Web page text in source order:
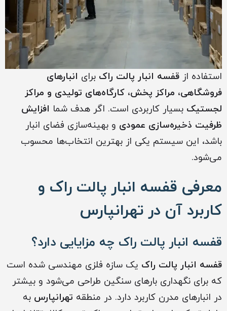
استفاده از قفسه انبار پالت راک برای انبارهای
فروشگاهی، مراکز پخش، کارگاه‌های تولیدی و مراکز
لجستیک بسیار کاربردی است. اگر هدف شما افزایش
ظرفیت ذخیره‌سازی عمودی و بهینه‌سازی فضای انبار
باشد، این سیستم یکی از بهترین انتخاب‌ها محسوب
می‌شود.
معرفی قفسه انبار پالت راک و
کاربرد آن در تهرانپارس
قفسه انبار پالت راک چه مزایایی دارد؟
قفسه انبار پالت راک یک سازه فلزی مهندسی شده است
که برای نگهداری بارهای سنگین طراحی می‌شود و بیشتر
در انبارهای مدرن کاربرد دارد. در منطقه تهرانپارس به